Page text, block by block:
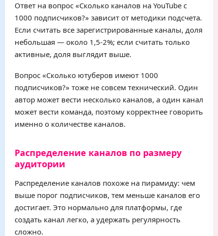
Ответ на вопрос «Сколько каналов на YouTube с
1000 подписчиков?» зависит от методики подсчета.
Если считать все зарегистрированные каналы, доля
небольшая — около 1,5-2%; если считать только
активные, доля выглядит выше.
Вопрос «Сколько ютуберов имеют 1000
подписчиков?» тоже не совсем технический. Один
автор может вести несколько каналов, а один канал
может вести команда, поэтому корректнее говорить
именно о количестве каналов.
Распределение каналов по размеру
аудитории
Распределение каналов похоже на пирамиду: чем
выше порог подписчиков, тем меньше каналов его
достигает. Это нормально для платформы, где
создать канал легко, а удержать регулярность
сложно.